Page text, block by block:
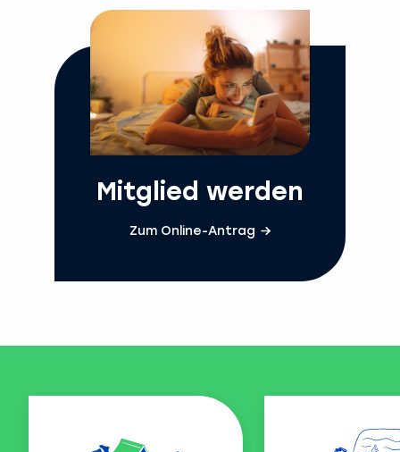
Mitglied werden
Zum Online-Antrag